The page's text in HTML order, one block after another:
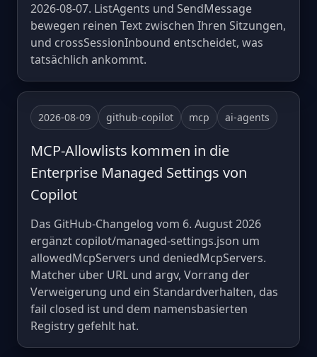
2026-08-07. ListAgents und SendMessage
bewegen reinen Text zwischen Ihren Sitzungen,
und crossSessionInbound entscheidet, was
tatsächlich ankommt.
2026-08-09 github-copilot mcp ai-agents
MCP-Allowlists kommen in die
Enterprise Managed Settings von
Copilot
Das GitHub-Changelog vom 6. August 2026
ergänzt copilot/managed-settings.json um
allowedMcpServers und deniedMcpServers.
Matcher über URL und argv, Vorrang der
Verweigerung und ein Standardverhalten, das
fail closed ist und dem namensbasierten
Registry gefehlt hat.